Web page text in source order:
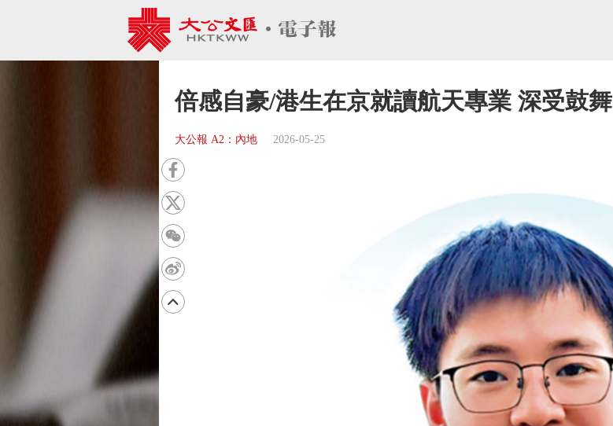
倍感自豪/港生在京就讀航天專業 深受鼓舞
大公報 A2：內地 2026-05-25